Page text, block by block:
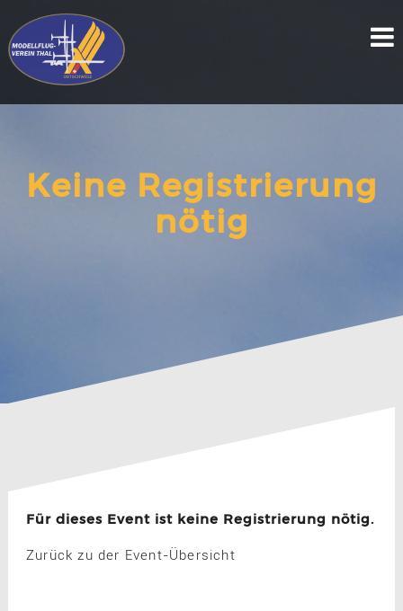
content
Keine Registrierung
nötig
Für dieses Event ist keine Registrierung nötig.
Zurück zu der Event-Übersicht